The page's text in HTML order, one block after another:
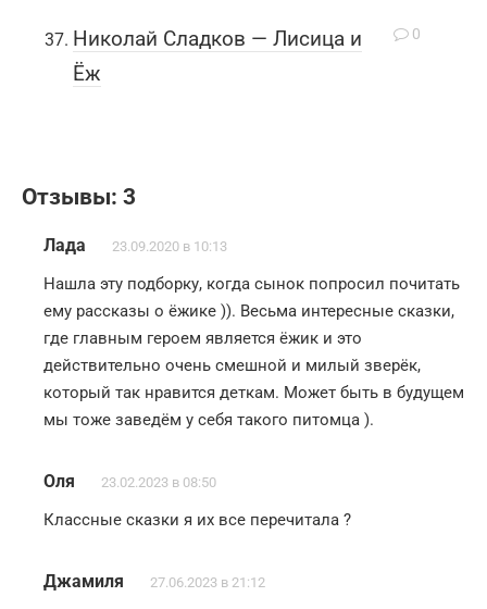
0
Николай Сладков — Лисица и
Ёж
Отзывы: 3
Лада 23.09.2020 в 10:13
Нашла эту подборку, когда сынок попросил почитать
ему рассказы о ёжике )). Весьма интересные сказки,
где главным героем является ёжик и это
действительно очень смешной и милый зверёк,
который так нравится деткам. Может быть в будущем
мы тоже заведём у себя такого питомца ).
Оля 23.02.2023 в 08:50
Классные сказки я их все перечитала ?
Джамиля 27.06.2023 в 21:12